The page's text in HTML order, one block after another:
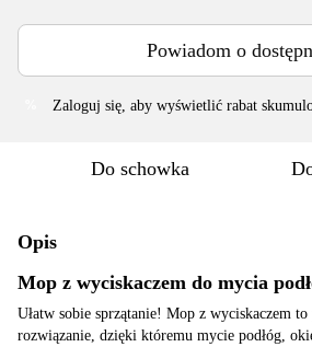
Powiadom o
Zaloguj się , aby wyświetlić rabat
Do schowka
Opis
Mop z wyciskaczem do mycia
Ułatw sobie sprzątanie! Mop z wyciskaczem
rozwiązanie, dzięki któremu mycie podłóg,